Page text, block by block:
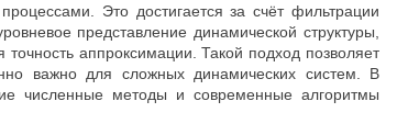
Это достигается за счёт фильтрации
представление динамической структуры,
аппроксимации. Такой подход позволяет
важно для сложных динамических систем. В
численные методы и современные алгоритмы